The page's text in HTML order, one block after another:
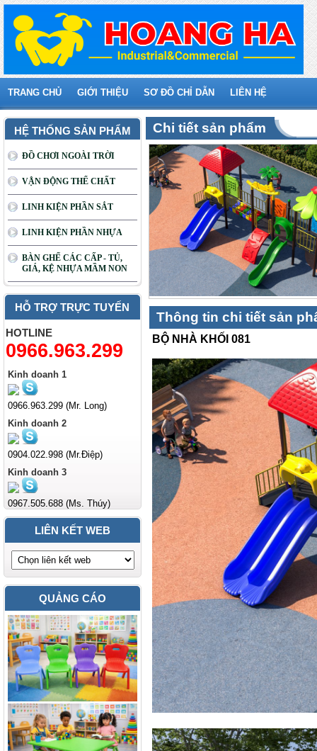
TRANG CHỦ GIỚI THIỆU SƠ ĐỒ CHỈ DẪN LIÊN HỆ
HỆ THỐNG SẢN PHẨM
ĐỒ CHƠI NGOÀI TRỜI
VẬN ĐỘNG THỂ CHẤT
LINH KIỆN PHẦN SẮT
LINH KIỆN PHẦN NHỰA
BÀN GHẾ CÁC CẤP - TỦ,
GIÁ, KỆ NHỰA MẦM NON
HỖ TRỢ TRỰC TUYẾN
HOTLINE
0966.963.299
Kinh doanh 1
0966.963.299 (Mr. Long)
Kinh doanh 2
0904.022.998 (Mr.Điệp)
Kinh doanh 3
0967.505.688 (Ms. Thúy)
LIÊN KẾT WEB
QUẢNG CÁO
Chi tiết sản phẩm
Thông tin chi tiết sản
BỘ NHÀ KHỐI 081